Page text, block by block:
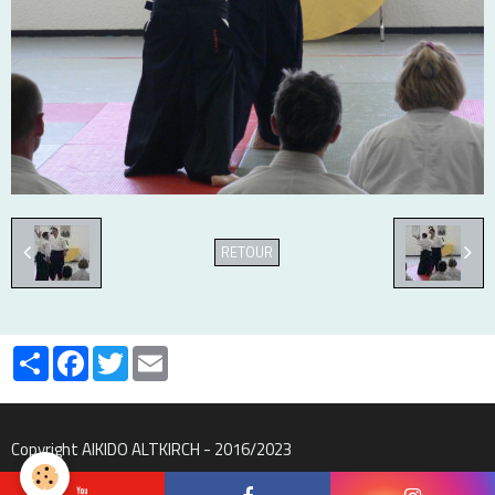
RETOUR
PartagerFacebook
Twitter
Copyright AIKIDO ALTKIRCH - 2016/2023